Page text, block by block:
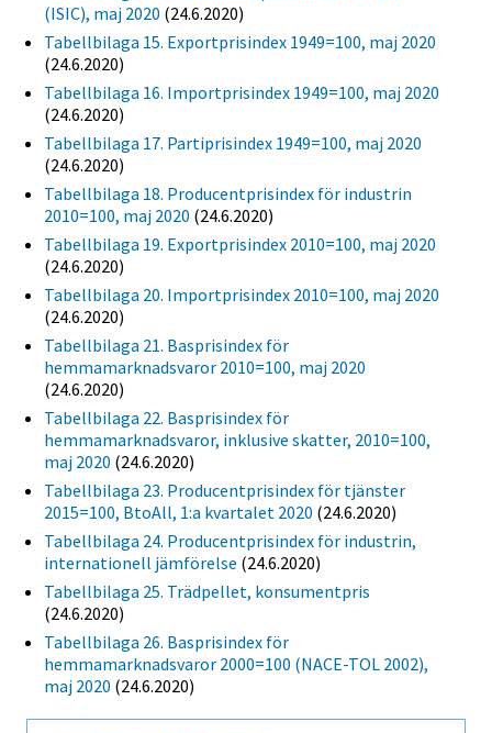
(ISIC), maj 2020 (24.6.2020)
Tabellbilaga 15. Exportprisindex 1949=100, maj 2020
(24.6.2020)
Tabellbilaga 16. Importprisindex 1949=100, maj 2020
(24.6.2020)
Tabellbilaga 17. Partiprisindex 1949=100, maj 2020
(24.6.2020)
Tabellbilaga 18. Producentprisindex för industrin
2010=100, maj 2020 (24.6.2020)
Tabellbilaga 19. Exportprisindex 2010=100, maj 2020
(24.6.2020)
Tabellbilaga 20. Importprisindex 2010=100, maj 2020
(24.6.2020)
Tabellbilaga 21. Basprisindex för
hemmamarknadsvaror 2010=100, maj 2020
(24.6.2020)
Tabellbilaga 22. Basprisindex för
hemmamarknadsvaror, inklusive skatter, 2010=100,
maj 2020 (24.6.2020)
Tabellbilaga 23. Producentprisindex för tjänster
2015=100, BtoAll, 1:a kvartalet 2020 (24.6.2020)
Tabellbilaga 24. Producentprisindex för industrin,
internationell jämförelse (24.6.2020)
Tabellbilaga 25. Trädpellet, konsumentpris
(24.6.2020)
Tabellbilaga 26. Basprisindex för
hemmamarknadsvaror 2000=100 (NACE-TOL 2002),
maj 2020 (24.6.2020)